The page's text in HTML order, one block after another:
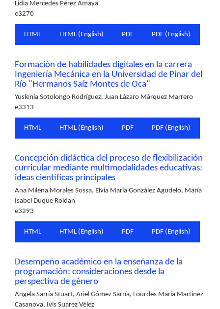
Lidia Mercedes Pérez Amaya
e3270
HTML HTML (English) PDF PDF (English)
Formación de habilidades digitales en la carrera
Ingeniería Mecánica en la Universidad de Pinar del
Río "Hermanos Saíz Montes de Oca"
Yuslenia Sotolongo Rodríguez, Juan Lázaro Márquez Marrero
e3313
HTML HTML (English) PDF PDF (English)
Concepción didáctica del proceso de flexibilización
curricular mediante multimodalidades educativas:
ideas científicas principales
Ana Milena Morales Sossa, Elvia María González Agudelo, María
Isabel Duque Roldan
e3293
HTML HTML (English) PDF PDF (English)
Desempeño académico en la enseñanza de la
programación: consideraciones desde la
perspectiva de género
Angela Sarría Stuart, Ariel Gómez Sarría, Lourdes María Martínez
Casanova, Ivis Suárez Vélez